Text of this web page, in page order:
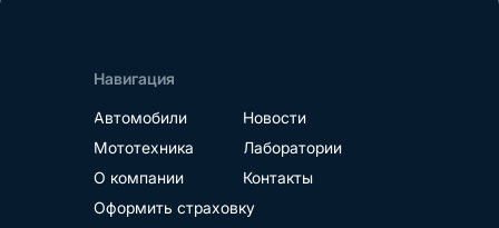
Навигация
Автомобили
Мототехника
О компании
Оформить страховку
Новости
Лаборатории
Контакты